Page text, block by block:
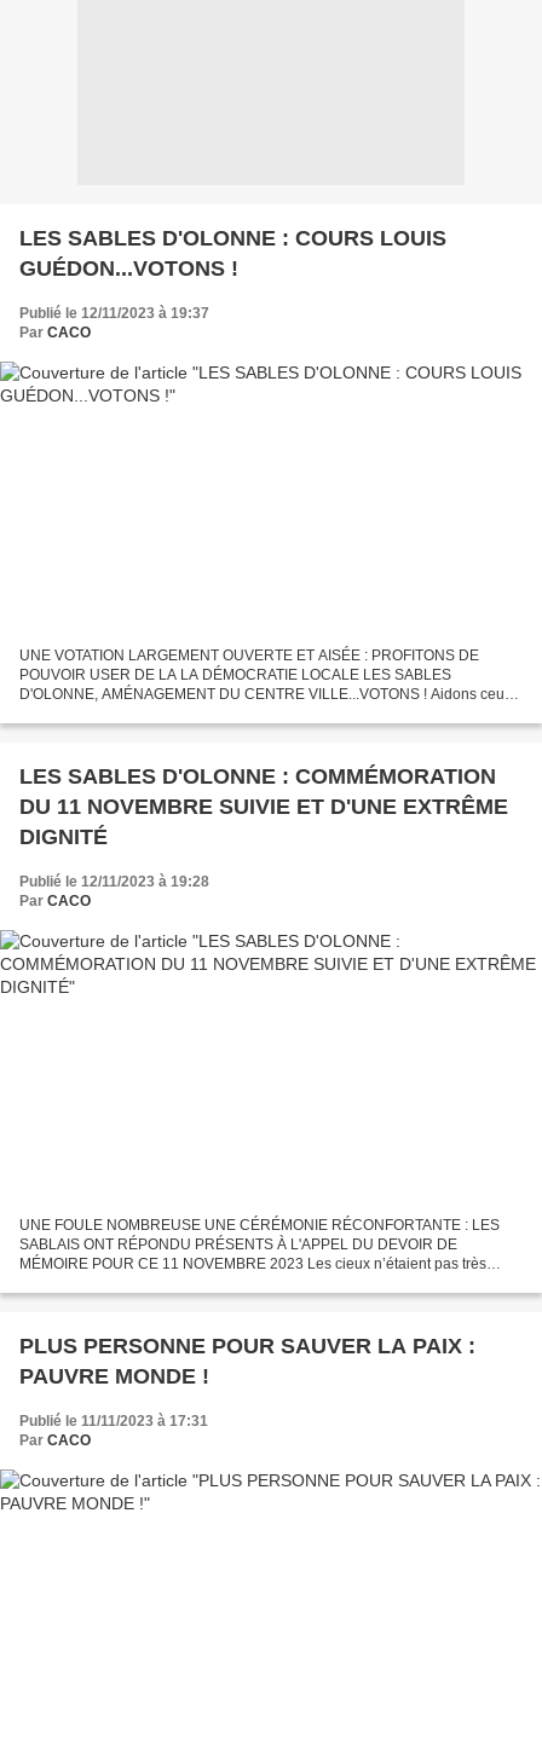
LES SABLES D'OLONNE : COURS LOUIS
GUÉDON...VOTONS !
Publié le 12/11/2023 à 19:37
Par CACO
UNE VOTATION LARGEMENT OUVERTE ET AISÉE : PROFITONS DE
POUVOIR USER DE LA LA DÉMOCRATIE LOCALE LES SABLES
D'OLONNE, AMÉNAGEMENT DU CENTRE VILLE...VOTONS ! Aidons ceux
jusqu'au...
LES SABLES D'OLONNE : COMMÉMORATION
DU 11 NOVEMBRE SUIVIE ET D'UNE EXTRÊME
DIGNITÉ
Publié le 12/11/2023 à 19:28
Par CACO
UNE FOULE NOMBREUSE UNE CÉRÉMONIE RÉCONFORTANTE : LES
SABLAIS ONT RÉPONDU PRÉSENTS À L'APPEL DU DEVOIR DE
MÉMOIRE POUR CE 11 NOVEMBRE 2023 Les cieux n’étaient pas très
assister...
PLUS PERSONNE POUR SAUVER LA PAIX :
PAUVRE MONDE !
Publié le 11/11/2023 à 17:31
Par CACO